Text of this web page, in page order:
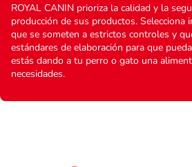
ROYAL CANIN prioriza la calidad y la
producción de sus productos. Selecciona
que se someten a estrictos controles y
estándares de elaboración para que
estás dando a tu perro o gato una
necesidades.